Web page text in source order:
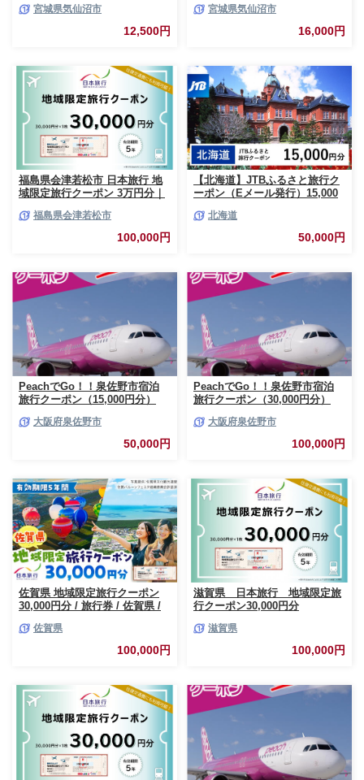
不揃い さけ サケ 鮭切身 シャケ
切り身 冷凍 家庭用 おかず 弁当
支援 サーモン 銀鮭切り身 魚 わ
宮城県気仙沼市
12,500円
牛肉 精肉 牛たん 牛タン塩 牛た
ん塩 冷凍 焼肉 BBQ アウトドア
バーベキュー 厚切り タン
宮城県気仙沼市
16,000円
福島県会津若松市 日本旅行 地
域限定旅行クーポン 3万円分｜
旅行 宿泊券 ホテル 観光 旅行
旅行券 交通費 体験 宿泊 夏休み
冬休み 家族旅行 ひとり旅 カッ
[0819]
福島県会津若松市
100,000円
【北海道】JTBふるさと旅行ク
ーポン（Eメール発行）15,000
ベル 宿泊 観光 体験 国内旅行 E
メール発行 デジタル 利用券 人
気 おすすめ JTBW015T
北海道
50,000円
PeachでGo！！泉佐野市宿泊
旅行クーポン（15,000円分）
050F082
大阪府泉佐野市
50,000円
PeachでGo！！泉佐野市宿泊
旅行クーポン（30,000円分）
100F019
大阪府泉佐野市
100,000円
佐賀県 地域限定旅行クーポン
30,000円分 / 旅行券 / 佐賀県 /
佐賀県
100,000円
滋賀県 日本旅行 地域限定旅
行クーポン30,000円分
滋賀県
100,000円